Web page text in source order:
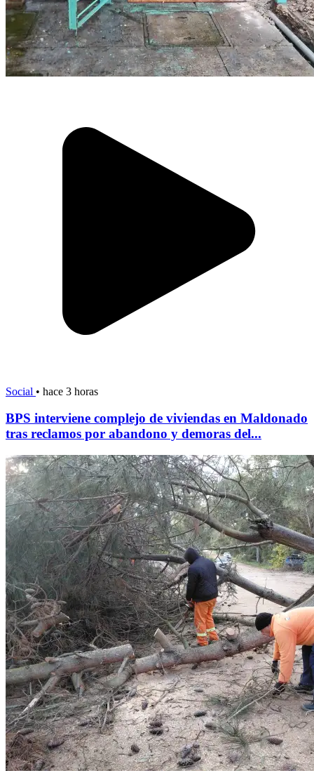
Social • hace 3 horas
BPS interviene complejo de viviendas en Maldonado
tras reclamos por abandono y demoras del...